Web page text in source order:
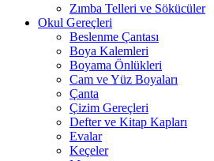
Zımba Telleri ve Sökücüler
Okul Gereçleri
Beslenme Çantası
Boya Kalemleri
Boyama Önlükleri
Cam ve Yüz Boyaları
Çanta
Çizim Gereçleri
Defter ve Kitap Kapları
Evalar
Keçeler